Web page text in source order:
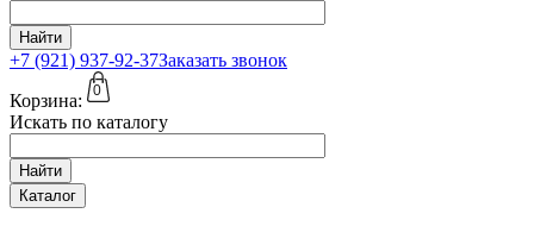
Найти
+7 (921) 937-92-37Заказать звонок
Корзина:
0
Искать по каталогу
Найти
Каталог